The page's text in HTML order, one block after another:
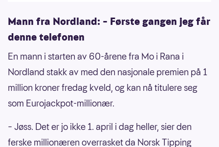
Mann fra Nordland: – Første gangen jeg får
denne telefonen
En mann i starten av 60-årene fra Mo i Rana i
Nordland stakk av med den nasjonale premien på 1
million kroner fredag kveld, og kan nå titulere seg
som Eurojackpot-millionær.
– Jøss. Det er jo ikke 1. april i dag heller, sier den
ferske millionæren overrasket da Norsk Tipping